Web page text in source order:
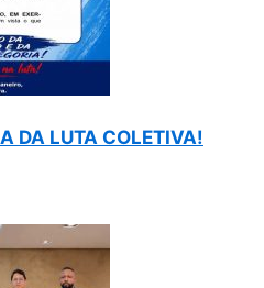
DA LUTA COLETIVA!